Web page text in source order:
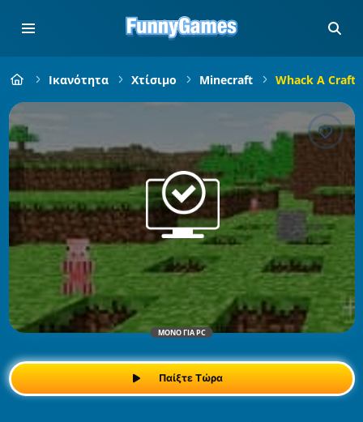
Ικανότητα Χτίσιμο Minecraft Whack A Craft
ΜΌΝΟ ΓΙΑ PC
Παίξτε Τώρα